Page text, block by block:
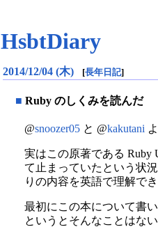
HsbtDiary
2014/12/04 (木) [長年日記]
■ Ruby のしくみを読んだ
@snoozer05 と @kakutani
実はこの原著である Ruby
て止まっていたという状
りの内容を英語で理解で
最初にこの本について書
というとそんなことはな